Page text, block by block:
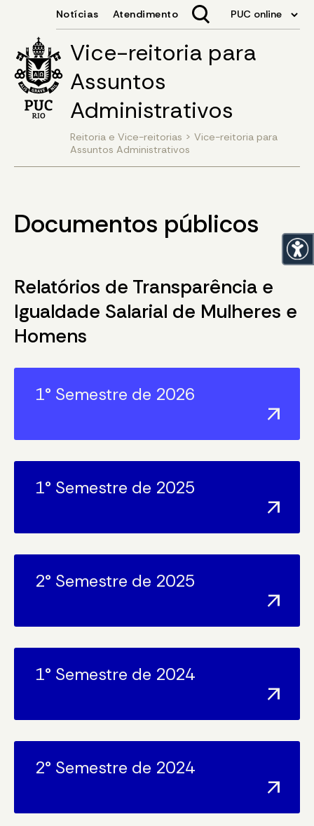
Vice-reitoria para
Assuntos
Administrativos
Reitoria e Vice-reitorias > Vice-reitoria para
Assuntos Administrativos
Documentos públicos
Relatórios de Transparência e
Igualdade Salarial de Mulheres e
Homens
1° Semestre de 2026
arrow_outward
1° Semestre de 2025
arrow_outward
2° Semestre de 2025
arrow_outward
1° Semestre de 2024
arrow_outward
2° Semestre de 2024
arrow_outward